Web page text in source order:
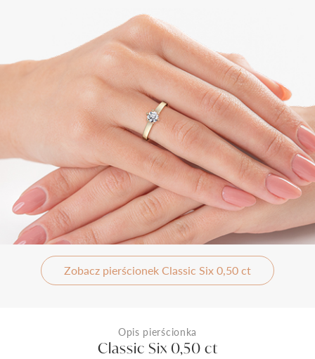
Zobacz pierścionek Classic Six 0,50 ct
Opis pierścionka
Classic Six 0,50 ct